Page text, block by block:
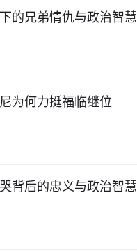
的兄弟情仇与政治智慧
为何力挺福临继位
背后的忠义与政治智慧